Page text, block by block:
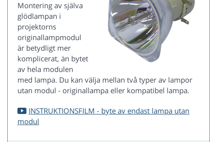
Montering av själva
glödlampan i
projektorns
originallampmodul
är betydligt mer
komplicerat, än bytet
av hela modulen
med lampa. Du kan välja mellan två typer av lampor
utan modul - originallampa eller kompatibel lampa.
INSTRUKTIONSFILM - byte av endast lampa utan
modul